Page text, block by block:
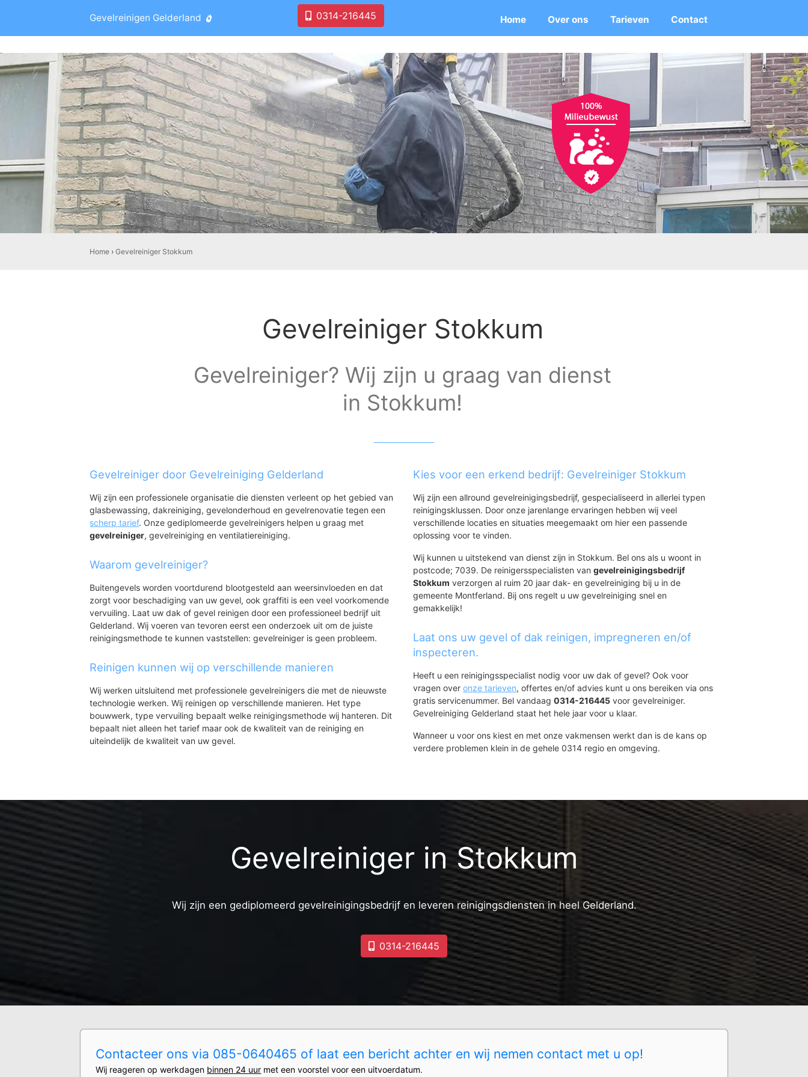
Gevelreinigen Gelderland 0314-216445 Home Over ons Tarieven Contact
Home ›Gevelreiniger Stokkum
Gevelreiniger Stokkum
Gevelreiniger? Wij zijn u graag van dienst
in Stokkum!
Gevelreiniger door Gevelreiniging Gelderland
Wij zijn een professionele organisatie die diensten verleent op het gebied van
glasbewassing, dakreiniging, gevelonderhoud en gevelrenovatie tegen een
scherp tarief. Onze gediplomeerde gevelreinigers helpen u graag met
gevelreiniger, gevelreiniging en ventilatiereiniging.
Waarom gevelreiniger?
Buitengevels worden voortdurend blootgesteld aan weersinvloeden en dat
zorgt voor beschadiging van uw gevel, ook graffiti is een veel voorkomende
vervuiling. Laat uw dak of gevel reinigen door een professioneel bedrijf uit
Gelderland. Wij voeren van tevoren eerst een onderzoek uit om de juiste
reinigingsmethode te kunnen vaststellen: gevelreiniger is geen probleem.
Reinigen kunnen wij op verschillende manieren
Wij werken uitsluitend met professionele gevelreinigers die met de nieuwste
technologie werken. Wij reinigen op verschillende manieren. Het type
bouwwerk, type vervuiling bepaalt welke reinigingsmethode wij hanteren. Dit
bepaalt niet alleen het tarief maar ook de kwaliteit van de reiniging en
uiteindelijk de kwaliteit van uw gevel.
Kies voor een erkend bedrijf: Gevelreiniger Stokkum
Wij zijn een allround gevelreinigingsbedrijf, gespecialiseerd in allerlei typen
reinigingsklussen. Door onze jarenlange ervaringen hebben wij veel
verschillende locaties en situaties meegemaakt om hier een passende
oplossing voor te vinden.
Wij kunnen u uitstekend van dienst zijn in Stokkum. Bel ons als u woont in
postcode; 7039. De reinigersspecialisten van gevelreinigingsbedrijf
Stokkum verzorgen al ruim 20 jaar dak- en gevelreiniging bij u in de
gemeente Montferland. Bij ons regelt u uw gevelreiniging snel en
gemakkelijk!
Laat ons uw gevel of dak reinigen, impregneren en/of
inspecteren.
Heeft u een reinigingsspecialist nodig voor uw dak of gevel? Ook voor
vragen over onze tarieven, offertes en/of advies kunt u ons bereiken via ons
gratis servicenummer. Bel vandaag 0314-216445 voor gevelreiniger.
Gevelreiniging Gelderland staat het hele jaar voor u klaar.
Wanneer u voor ons kiest en met onze vakmensen werkt dan is de kans op
verdere problemen klein in de gehele 0314 regio en omgeving.
Gevelreiniger in Stokkum
Wij zijn een gediplomeerd gevelreinigingsbedrijf en leveren reinigingsdiensten in heel Gelderland.
0314-216445
Contacteer ons via 085-0640465 of laat een bericht achter en wij nemen contact met u op!
Wij reageren op werkdagen binnen 24 uur met een voorstel voor een uitvoerdatum.